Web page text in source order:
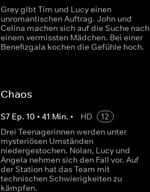
Grey gibt Tim und Lucy einen
unromantischen Auftrag. John und
Celina machen sich auf die Suche nach
einem vermissten Mädchen. Bei einer
Benefizgala kochen die Gefühle hoch.
Chaos
S7 Ep.10 •41 Min. • HD
12
Drei Teenagerinnen werden unter
mysteriösen Umständen
niedergestochen. Nolan, Lucy und
Angela nehmen sich den Fall vor. Auf
der Station hat das Team mit
technischen Schwierigkeiten zu
kämpfen.